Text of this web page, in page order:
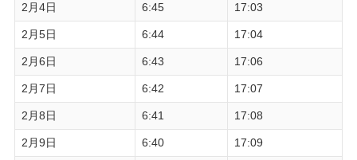
2月4日 6:45 17:03
2月5日 6:44 17:04
2月6日 6:43 17:06
2月7日 6:42 17:07
2月8日 6:41 17:08
2月9日 6:40 17:09